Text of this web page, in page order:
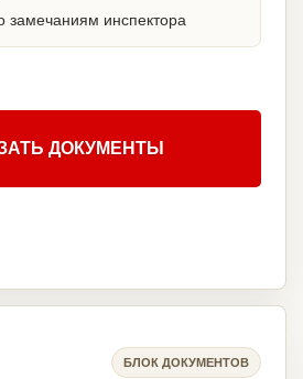
замечаниям инспектора
ДОКУМЕНТЫ
БЛОК ДОКУМЕНТОВ